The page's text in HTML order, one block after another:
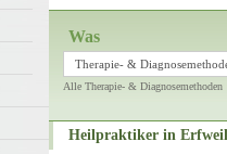
Was
Therapie- &
Alle Therapie- & Diagnosemethoden
Heilpraktiker in